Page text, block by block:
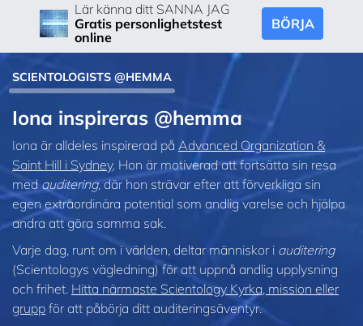
Lär känna ditt SANNA JAG
Gratis personlighetstest
online
BÖRJA
SCIENTOLOGISTS @HEMMA
Iona inspireras @hemma
Iona är alldeles inspirerad på Advanced Organization &
Saint Hill i Sydney. Hon är motiverad att fortsätta sin resa
medauditering, där hon strävar efter att förverkliga sin
egen extraordinära potential som andlig varelse och hjälpa
andra att göra samma sak.
Varje dag, runt om i världen, deltar människor i auditering
(Scientologys vägledning) för att uppnå andlig upplysning
och frihet. Hitta närmaste Scientology Kyrka, mission eller
grupp för att påbörja ditt auditeringsäventyr.